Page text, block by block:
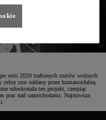
serii 2020 trafionych rzutów wolnych
celny rzut oddany przez humanoidalną
udoskonala ten projekt, czerpiąc
prac nad samochodami. Najnowsza